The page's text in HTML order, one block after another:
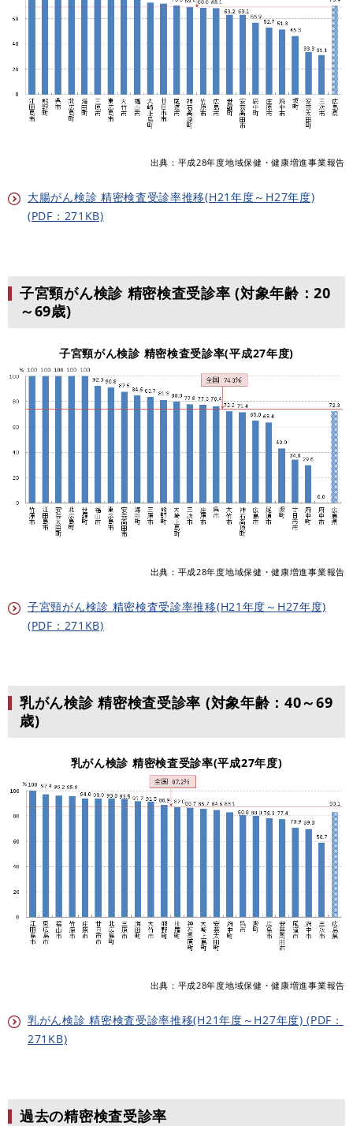
出典：平成28年度地域保健・健康増進事業報告
大腸がん検診 精密検査受診率推移(H21年度～H27年度)
(PDF：271KB)
子宮頸がん検診 精密検査受診率 (対象年齢：20
～69歳)
子宮頸がん検診 精密検査受診率(平成27年度)
出典：平成28年度地域保健・健康増進事業報告
子宮頸がん検診 精密検査受診率推移(H21年度～H27年度)
(PDF：271KB)
乳がん検診 精密検査受診率 (対象年齢：40～69
歳)
乳がん検診 精密検査受診率(平成27年度)
出典：平成28年度地域保健・健康増進事業報告
乳がん検診 精密検査受診率推移(H21年度～H27年度) (PDF：
271KB)
過去の精密検査受診率